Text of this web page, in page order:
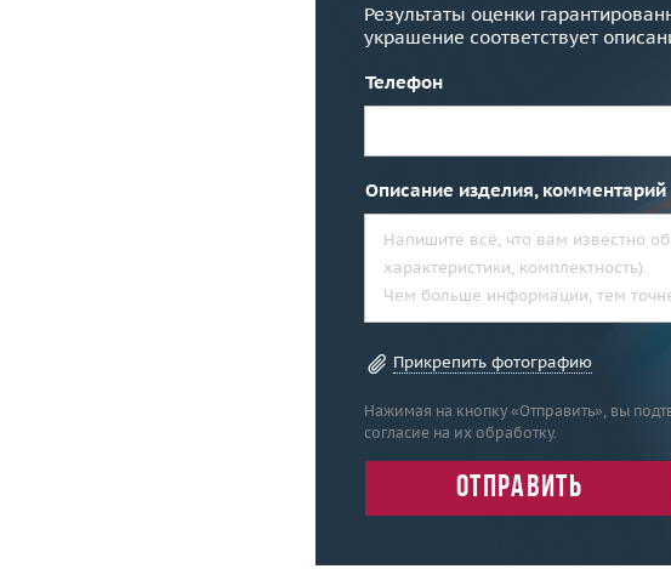
Результаты оценки
украшение соответствует
Телефон
Описание изделия, комментарий
Прикрепить фотографию
Нажимая на кнопку «Отправить», вы
согласие на их обработку.
отправить